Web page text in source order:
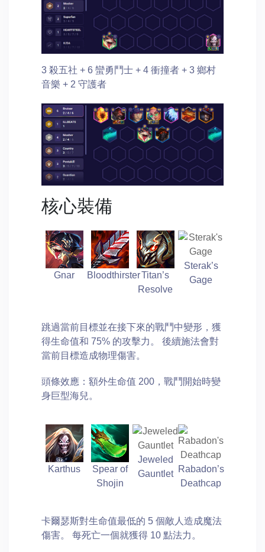
3 殺五社 + 6 蠻勇鬥士 + 4 衝撞者 + 3 鄉村
音樂 + 2 守護者
核心裝備
Gnar BloodthirsterTitan’s
Resolve
Sterak’s
Gage
跳過當前目標並在接下來的戰鬥中變形，獲
得生命值和 75% 的攻擊力。 後續施法會對
當前目標造成物理傷害。
頭條效應：額外生命值 200，戰鬥開始時變
身巨型海兒。
Karthus
Spear of
Shojin
Jeweled
Gauntlet
Rabadon’s
Deathcap
卡爾瑟斯對生命值最低的 5 個敵人造成魔法
傷害。 每死亡一個就獲得 10 點法力。